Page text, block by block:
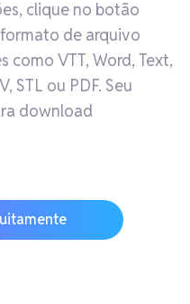
clique no botão
de arquivo
como VTT, Word, Text,
STL ou PDF. Seu
download